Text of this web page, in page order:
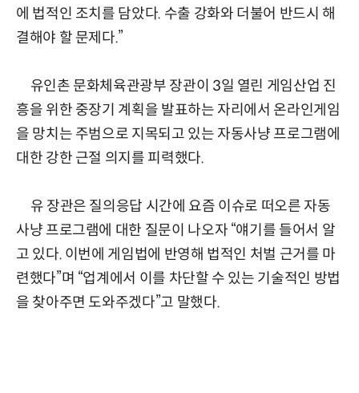
에 법적인 조치를 담았다. 수출 강화와 더불어 반드시 해
결해야 할 문제다.”
유인촌 문화체육관광부 장관이 3일 열린 게임산업 진
흥을 위한 중장기 계획을 발표하는 자리에서 온라인게임
을 망치는 주범으로 지목되고 있는 자동사냥 프로그램에
대한 강한 근절 의지를 피력했다.
유 장관은 질의응답 시간에 요즘 이슈로 떠오른 자동
사냥 프로그램에 대한 질문이 나오자 “얘기를 들어서 알
고 있다. 이번에 게임법에 반영해 법적인 처벌 근거를 마
련했다”며 “업계에서 이를 차단할 수 있는 기술적인 방법
을 찾아주면 도와주겠다”고 말했다.